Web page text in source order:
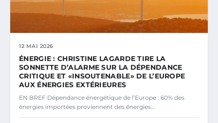
12 MAI 2026
ÉNERGIE : CHRISTINE LAGARDE TIRE LA
SONNETTE D’ALARME SUR LA DÉPENDANCE
CRITIQUE ET «INSOUTENABLE» DE L’EUROPE
AUX ÉNERGIES EXTÉRIEURES
EN BREF Dépendance énergétique de l’Europe : 60% des
énergies importées proviennent des énergies…